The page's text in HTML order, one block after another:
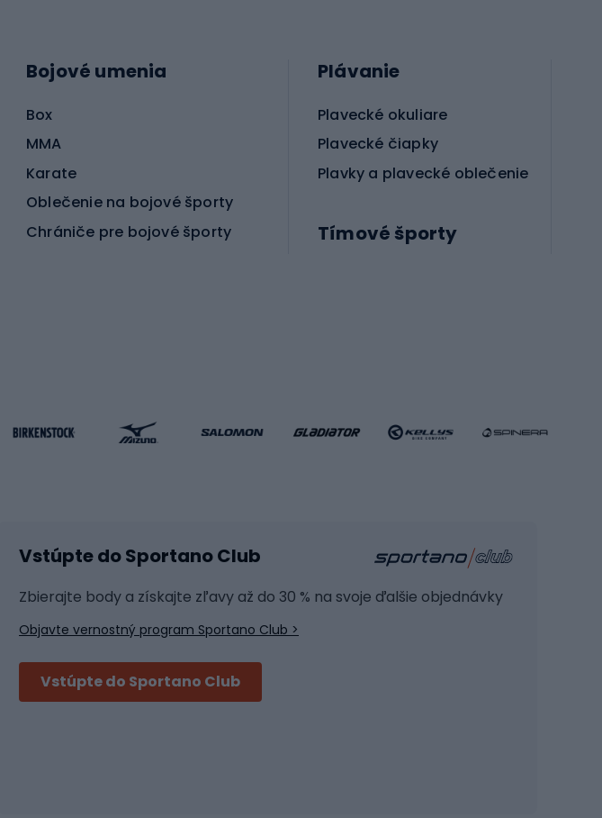
Bojové umenia
Box
MMA
Karate
Oblečenie na bojové športy
Chrániče pre bojové športy
Inline korčule
Raketové športy
Badminton
Stolný tenis
Tenis
Plávanie
Plavecké okuliare
Plavecké čiapky
Plavky a plavecké oblečenie
Tímové športy
Basketbalové oblečenie
Posilňovacie zariadenie
Vstúpte do Sportano Club
Zbierajte body a získajte zľavy až do 30 % na svoje ďalšie objednávky
Objavte vernostný program Sportano Club >
Vstúpte do Sportano Club